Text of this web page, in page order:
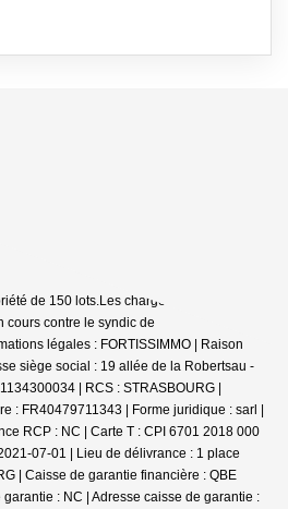
de 150 lots.Les charges annuelles sont
cours contre le syndic de
légales : FORTISSIMMO | Raison
siège social : 19 allée de la Robertsau -
| RCS : STRASBOURG |
: FR40479711343 | Forme juridique : sarl |
RCP : NC | Carte T : CPI 6701 2018 000
07-01 | Lieu de délivrance : 1 place
| Caisse de garantie financière : QBE
: NC | Adresse caisse de garantie :